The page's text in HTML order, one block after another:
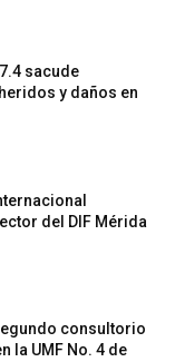
sacude
y daños en
del DIF Mérida
consultorio
la UMF No. 4 de